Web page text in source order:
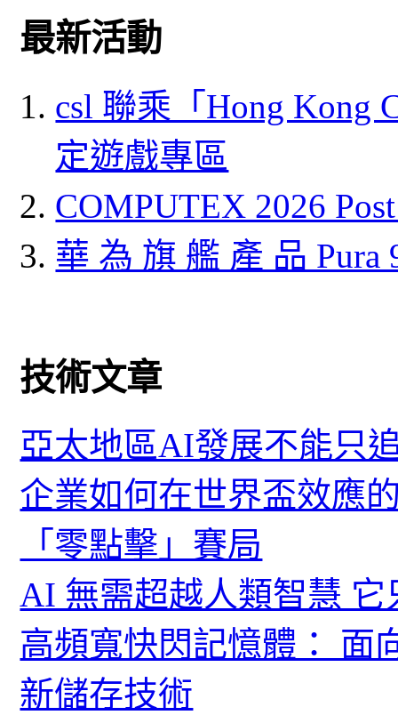
最新活動
csl 聯乘「Hong Kong
定遊戲專區
COMPUTEX 2026
華 為 旗 艦 產 品 Pura
技術文章
亞太地區AI發展不能只
企業如何在世界盃效應
「零點擊」賽局
AI 無需超越人類智慧
高頻寬快閃記憶體： 面
新儲存技術